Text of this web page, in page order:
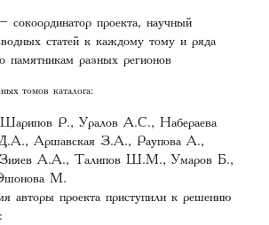
проекта, научный
статей к каждому тому и ряда
памятникам разных регионов
томов каталога:
Р., Уралов А.С., Набераева
Аршавская З.А., Раупова А.,
А.А., Талипов Ш.М., Умаров Б.,
М.
авторы проекта приступили к решению